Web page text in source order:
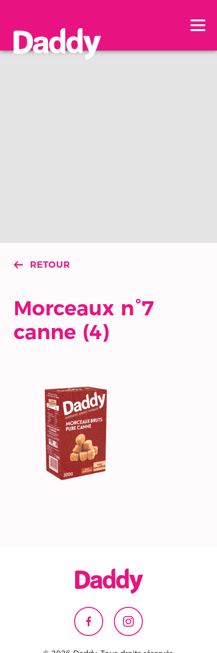
RETOUR
Morceaux n°7
canne (4)